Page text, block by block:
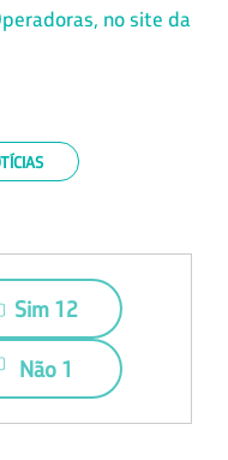
no site da
Sim 12
Não 1